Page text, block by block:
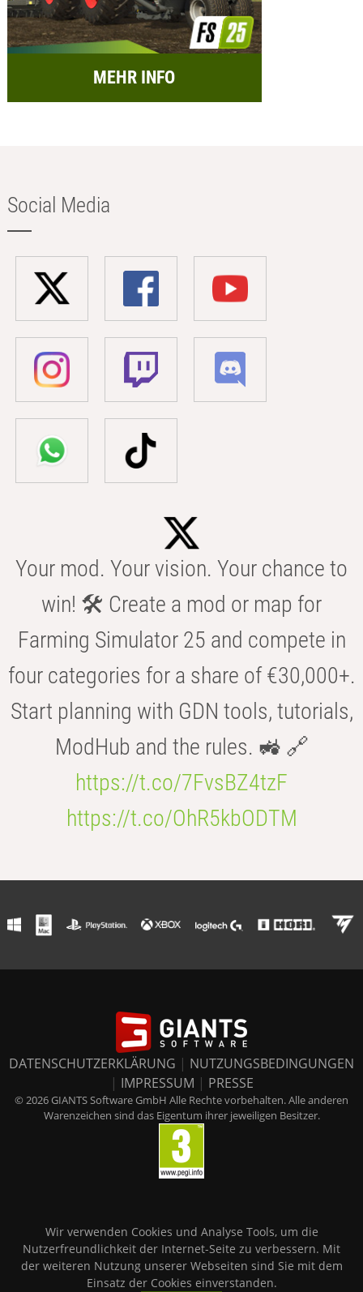
MEHR INFO
Social Media
Your mod. Your vision. Your chance to
win! 🛠️ Create a mod or map for
Farming Simulator 25 and compete in
four categories for a share of €30,000+.
Start planning with GDN tools, tutorials,
ModHub and the rules. 🚜 🔗
https://t.co/7FvsBZ4tzF
https://t.co/OhR5kbODTM
DATENSCHUTZERKLÄRUNG | NUTZUNGSBEDINGUNGEN
| IMPRESSUM | PRESSE
© 2026 GIANTS Software GmbH Alle Rechte vorbehalten. Alle anderen
Warenzeichen sind das Eigentum ihrer jeweiligen Besitzer.
Wir verwenden Cookies und Analyse Tools, um die
Nutzerfreundlichkeit der Internet-Seite zu verbessern. Mit
der weiteren Nutzung unserer Webseiten sind Sie mit dem
Einsatz der Cookies einverstanden.